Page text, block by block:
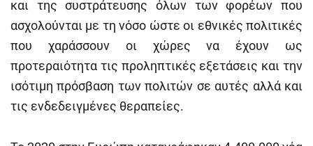
και της συστράτευσης όλων των φορέων που
ασχολούνται με τη νόσο ώστε οι εθνικές πολιτικές
που χαράσσουν οι χώρες να έχουν ως
προτεραιότητα τις προληπτικές εξετάσεις και την
ισότιμη πρόσβαση των πολιτών σε αυτές αλλά και
τις ενδεδειγμένες θεραπείες.